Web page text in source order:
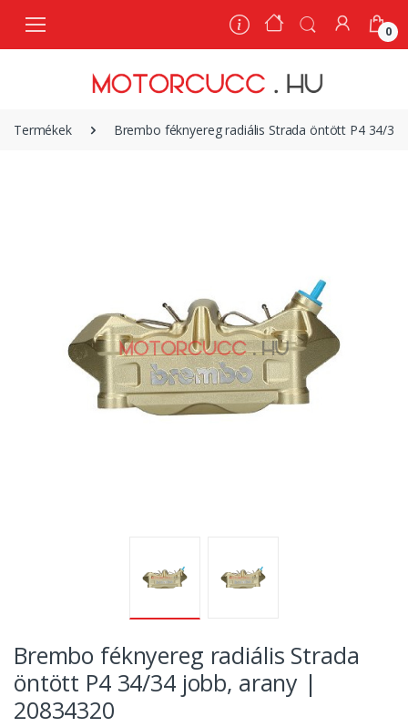
0
Termékek Brembo féknyereg radiális Strada öntött P4 34/
Brembo féknyereg radiális Strada
öntött P4 34/34 jobb, arany |
20834320
0